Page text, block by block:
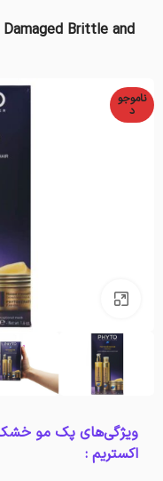
Brittle and
ناموجو
د
بزرگنمایی تصویر
ویژگی‌های پک مو خشک
اکستریم :